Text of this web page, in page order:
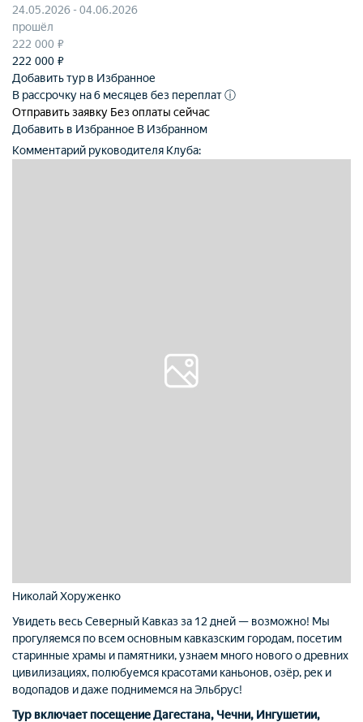
24.05.2026 - 04.06.2026
прошёл
222 000 ₽
222 000 ₽
Добавить тур в Избранное
В рассрочку на 6 месяцев без переплатⓘ
Отправить заявку Без оплаты сейчас
Добавить в Избранное В Избранном
Комментарий руководителя Клуба:
Николай Хоруженко
Увидеть весь Северный Кавказ за 12 дней — возможно! Мы
прогуляемся по всем основным кавказским городам, посетим
старинные храмы и памятники, узнаем много нового о древних
цивилизациях, полюбуемся красотами каньонов, озёр, рек и
водопадов и даже поднимемся на Эльбрус!
Тур включает посещение Дагестана, Чечни, Ингушетии,